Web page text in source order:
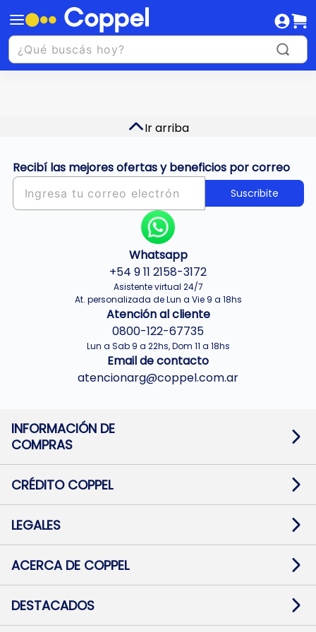
Ir arriba
Recibí las mejores ofertas y beneficios por correo
Suscribite
Whatsapp
+54 9 11 2158-3172
Asistente virtual 24/7
At. personalizada de Lun a Vie 9 a 18hs
Atención al cliente
0800-122-67735
Lun a Sab 9 a 22hs, Dom 11 a 18hs
Email de contacto
atencionarg@coppel.com.ar
INFORMACIÓN DE
COMPRAS
Términos y condiciones
Botón de arrepentimiento
Mapa de sitio
CRÉDITO COPPEL
Solicitar Crédito
Medios de Pago
Pago Fácil Online
LEGALES
Baja contratos
Defensa al consumidor CABA
ACERCA DE COPPEL
Trabajá con Nosotros
Preguntas Frecuentes
DESTACADOS